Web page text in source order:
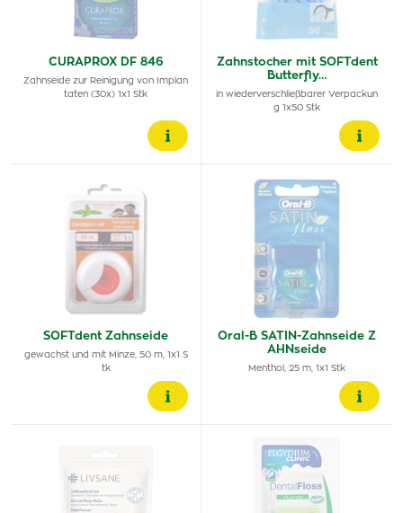
CURAPROX DF 846
Zahnseide zur Reinigung von Implan
taten (30x) 1x1 Stk
Zahnstocher mit SOFTdent
Butterfly…
in wiederverschließbarer Verpackun
g 1x50 Stk
SOFTdent Zahnseide
gewachst und mit Minze, 50 m, 1x1 S
tk
Oral-B SATIN-Zahnseide Z
AHNseide
Menthol, 25 m, 1x1 Stk